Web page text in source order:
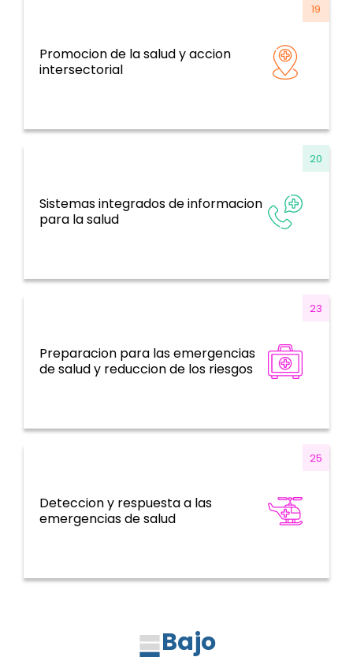
Promocion de la salud y accion
intersectorial
19
Determinantes de la salud y temas
Sistemas integrados de informacion
para la salud
20
Sistemas de información, evidencia e
Preparacion para las emergencias
de salud y reduccion de los riesgos
23
Emergencias de salud
Deteccion y respuesta a las
emergencias de salud
25
Emergencias de salud
Bajo